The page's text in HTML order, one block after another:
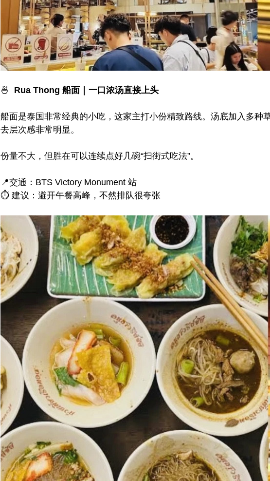
🍜 Rua Thong 船面｜一口浓汤直接上头
船面是泰国非常经典的小吃，这家主打小份精致路线。汤底加入多种
去层次感非常明显。
份量不大，但胜在可以连续点好几碗“扫街式吃法”。
📍交通：BTS Victory Monument 站
⏱️ 建议：避开午餐高峰，不然排队很夸张